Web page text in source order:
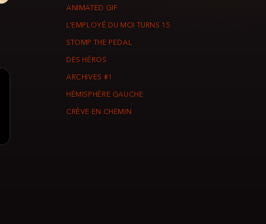
ANIMATED GIF
L’EMPLOYÉ DU MOI TURNS 15
STOMP THE PEDAL
DES HÉROS
ARCHIVES #1
HÉMISPHÈRE GAUCHE
CRÈVE EN CHEMIN